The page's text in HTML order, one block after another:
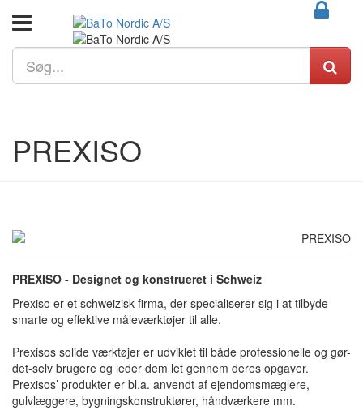
PREXISO
PREXISO - Designet og konstrueret i Schweiz
Prexiso er et schweizisk firma, der specialiserer sig i at tilbyde
smarte og effektive måleværktøjer til alle.
Prexisos solide værktøjer er udviklet til både professionelle og gør-
det-selv brugere og leder dem let gennem deres opgaver.
Prexisos’ produkter er bl.a. anvendt af ejendomsmæglere,
gulvlæggere, bygningskonstruktører, håndværkere mm.